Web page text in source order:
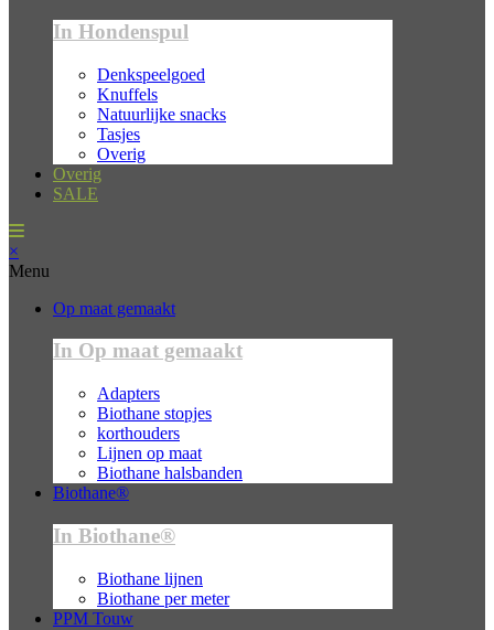
In Hondenspul
Denkspeelgoed
Knuffels
Natuurlijke snacks
Tasjes
Overig
Overig
SALE
×
Menu
Op maat gemaakt
In Op maat gemaakt
Adapters
Biothane stopjes
korthouders
Lijnen op maat
Biothane halsbanden
Biothane®
In Biothane®
Biothane lijnen
Biothane per meter
PPM Touw